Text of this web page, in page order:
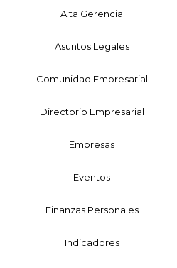
Alta Gerencia
Asuntos Legales
Comunidad Empresarial
Directorio Empresarial
Empresas
Eventos
Finanzas Personales
Indicadores